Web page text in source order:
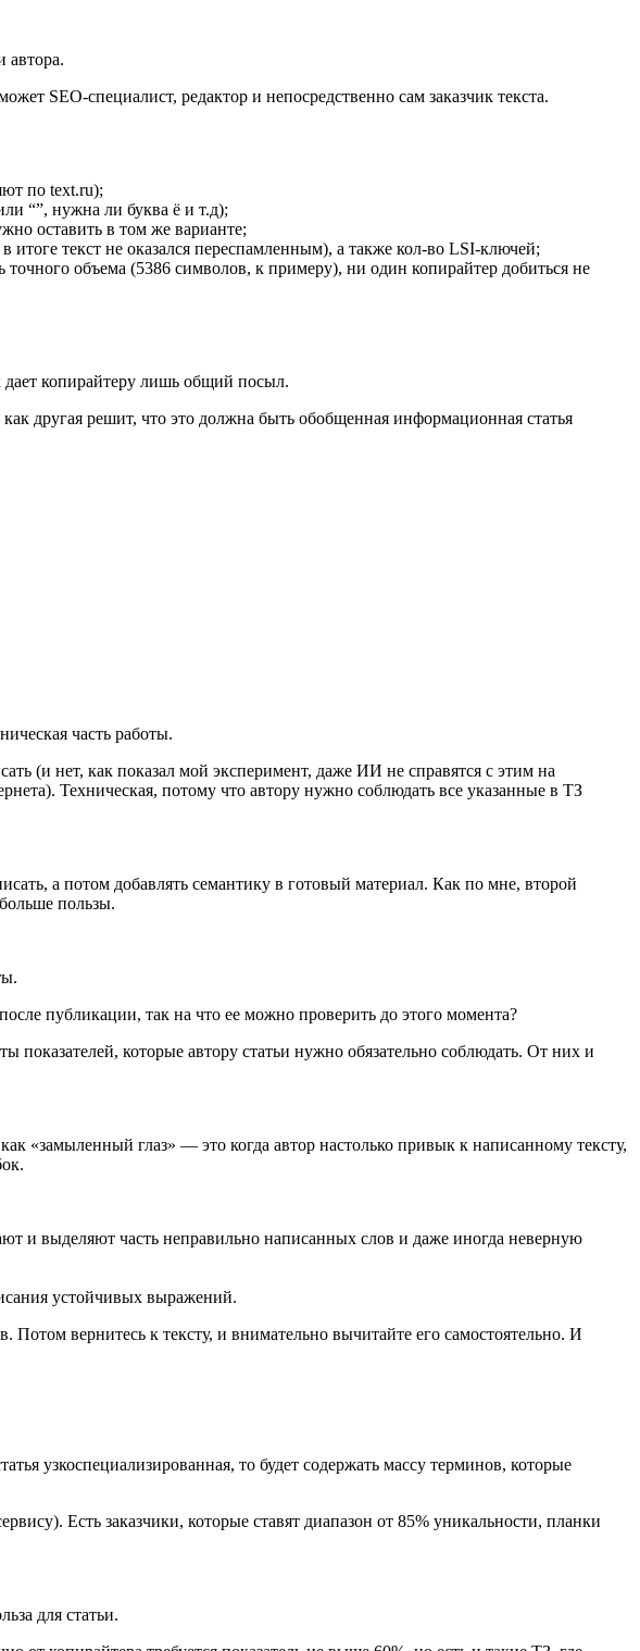
автора.
SEO-специалист, редактор и непосредственно сам заказчик текста.
по text.ru);
“”, нужна ли буква ё и т.д);
оставить в том же варианте;
итоге текст не оказался переспамленным), а также кол-во LSI-ключей;
объема (5386 символов, к примеру), ни один копирайтер добиться не
копирайтеру лишь общий посыл.
другая решит, что это должна быть обобщенная информационная статья
часть работы.
(и нет, как показал мой эксперимент, даже ИИ не справятся с этим на
Техническая, потому что автору нужно соблюдать все указанные в ТЗ
а потом добавлять семантику в готовый материал. Как по мне, второй
пользы.
публикации, так на что ее можно проверить до этого момента?
которые автору статьи нужно обязательно соблюдать. От них и
«замыленный глаз» ― это когда автор настолько привык к написанному тексту,
и выделяют часть неправильно написанных слов и даже иногда неверную
устойчивых выражений.
вернитесь к тексту, и внимательно вычитайте его самостоятельно. И
узкоспециализированная, то будет содержать массу терминов, которые
Есть заказчики, которые ставят диапазон от 85% уникальности, планки
для статьи.